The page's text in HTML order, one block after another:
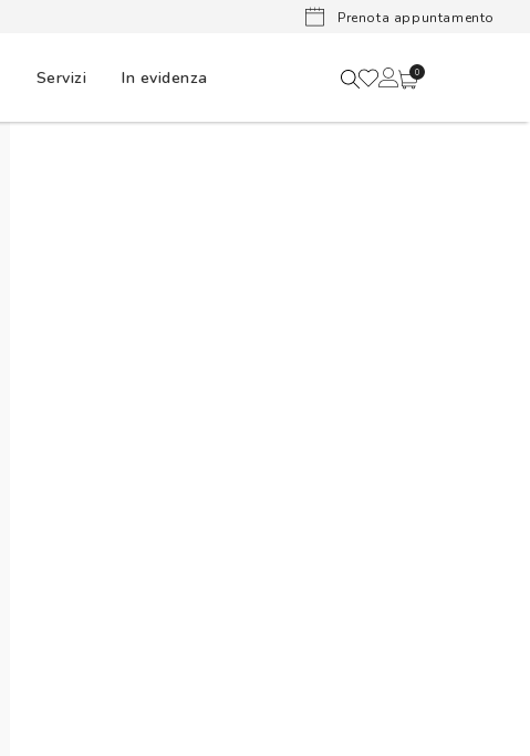
Lenti a
Prenota appuntamento
Servizi In evidenza 0